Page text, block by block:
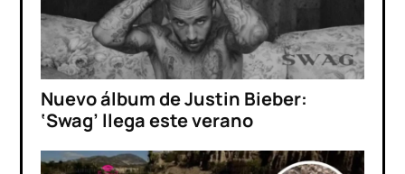
Nuevo álbum de Justin Bieber:
‘Swag’ llega este verano